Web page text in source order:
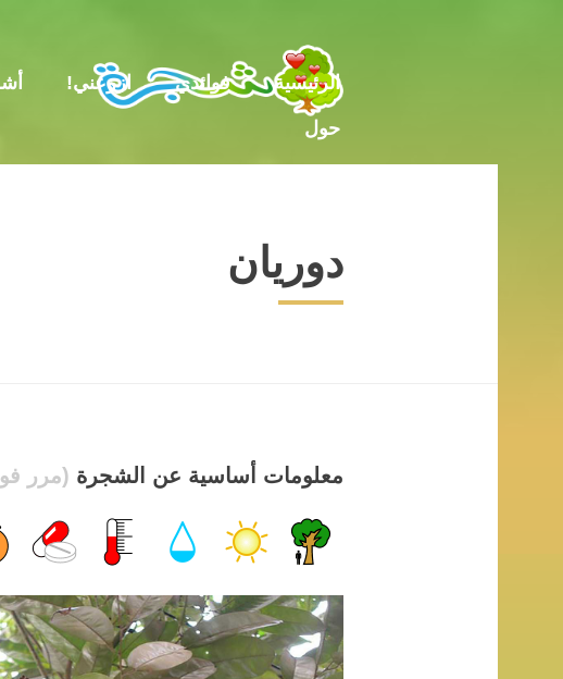
الرئيسية فوائدي ازرعني!
حول
دوريان
معلومات أساسية عن الشجرة (مرر